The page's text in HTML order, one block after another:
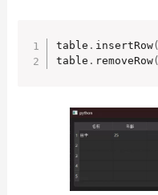
table . insertRow(
table . removeRow(